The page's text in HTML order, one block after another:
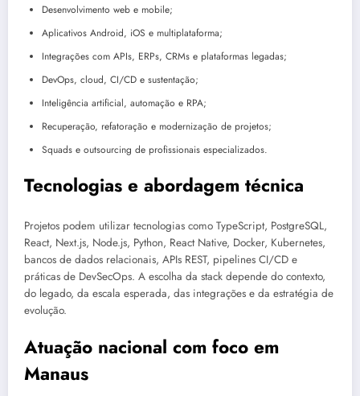
Desenvolvimento web e mobile;
Aplicativos Android, iOS e multiplataforma;
Integrações com APIs, ERPs, CRMs e plataformas legadas;
DevOps, cloud, CI/CD e sustentação;
Inteligência artificial, automação e RPA;
Recuperação, refatoração e modernização de projetos;
Squads e outsourcing de profissionais especializados.
Tecnologias e abordagem técnica
Projetos podem utilizar tecnologias como TypeScript, PostgreSQL,
React, Next.js, Node.js, Python, React Native, Docker, Kubernetes,
bancos de dados relacionais, APIs REST, pipelines CI/CD e
práticas de DevSecOps. A escolha da stack depende do contexto,
do legado, da escala esperada, das integrações e da estratégia de
evolução.
Atuação nacional com foco em
Manaus